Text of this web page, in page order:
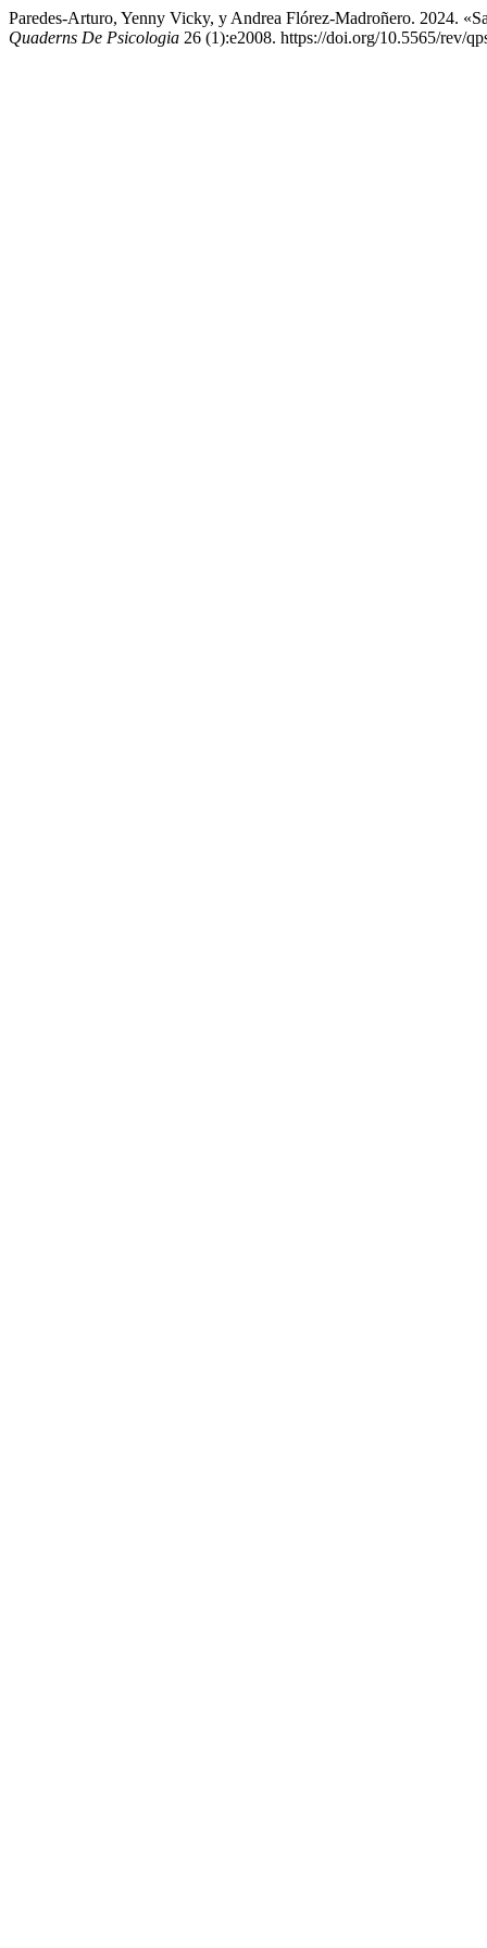
Paredes-Arturo, Yenny Vicky, y Andrea Flórez-Madroñero. 2024.
Quaderns De Psicologia 26 (1):e2008. https://doi.org/10.5565/rev/